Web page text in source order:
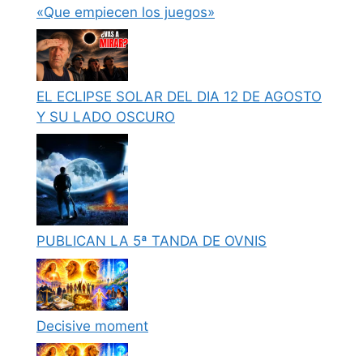
«Que empiecen los juegos»
EL ECLIPSE SOLAR DEL DIA 12 DE AGOSTO
Y SU LADO OSCURO
PUBLICAN LA 5ª TANDA DE OVNIS
Decisive moment